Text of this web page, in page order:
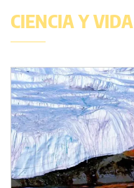
CIENCIA Y VIDA